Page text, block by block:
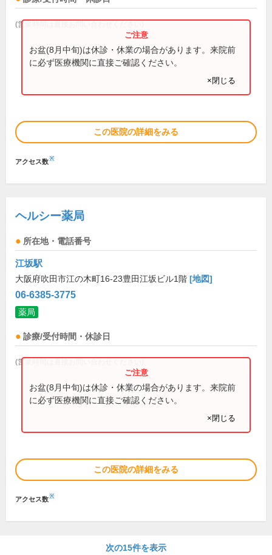
(営業時間は直接お問い合わせください)
お盆(8月中旬)は休診・休業の場合があります。来院前
に必ず医療機関に直接ご確認ください。
×閉じる
この医院の詳細をみる
アクセス数※
ヘルシー薬局
所在地・電話番号
江坂駅
大阪府吹田市江の木町16-23豊田江坂ビル1階 [地図]
06-6385-3775
薬局
診療/受付時間・休診日
(営業時間は直接お問い合わせください)
お盆(8月中旬)は休診・休業の場合があります。来院前
に必ず医療機関に直接ご確認ください。
×閉じる
この医院の詳細をみる
アクセス数※
次の15件を表示